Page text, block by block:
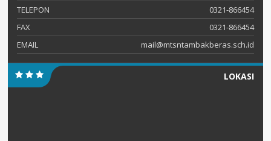
TELEPON
0321-866454
FAX
0321-866454
EMAIL
mail@mtsntambakberas.sch.id
LOKASI